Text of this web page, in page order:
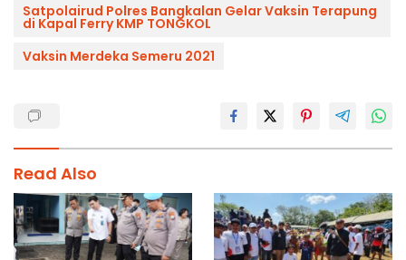
Satpolairud Polres Bangkalan Gelar Vaksin Terapung
di Kapal Ferry KMP TONGKOL
Vaksin Merdeka Semeru 2021
Read Also